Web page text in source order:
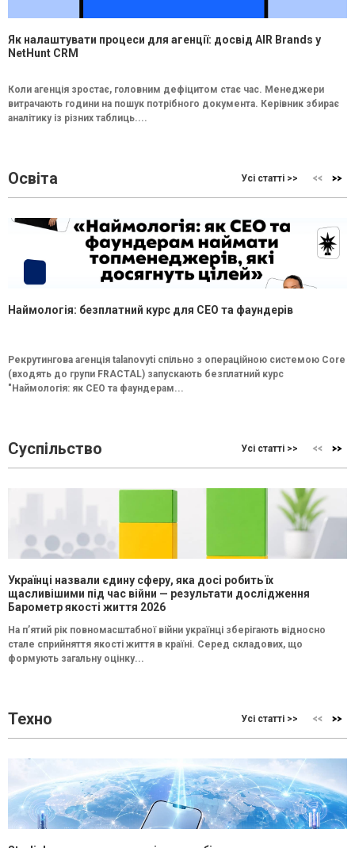
Як налаштувати процеси для агенції: досвід AIR Brands у
NetHunt CRM
Коли агенція зростає, головним дефіцитом стає час. Менеджери
витрачають години на пошук потрібного документа. Керівник збирає
аналітику із різних таблиць....
Освіта Усі статті >>
Наймологія: безплатний курс для CEO та фаундерів
Рекрутингова агенція talanovyti спільно з операційною системою Core
(входять до групи FRACTAL) запускають безплатний курс
"Наймологія: як СEO та фаундерам...
Суспільство Усі статті >>
Українці назвали єдину сферу, яка досі робить їх
щасливішими під час війни — результати дослідження
Барометр якості життя 2026
На п’ятий рік повномасштабної війни українці зберігають відносно
стале сприйняття якості життя в країні. Серед складових, що
формують загальну оцінку...
Техно Усі статті >>